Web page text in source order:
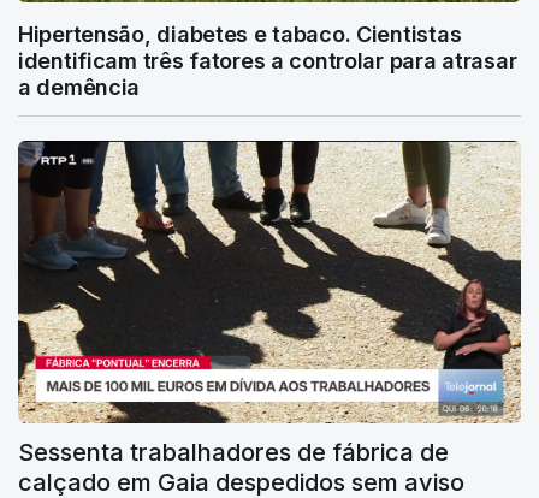
Hipertensão, diabetes e tabaco. Cientistas
identificam três fatores a controlar para atrasar
a demência
Sessenta trabalhadores de fábrica de
calçado em Gaia despedidos sem aviso